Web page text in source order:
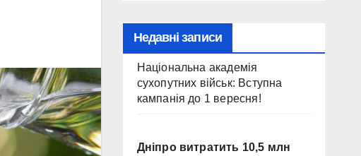
Недавні записи
Національна академія
сухопутних військ: Вступна
кампанія до 1 вересня!
Дніпро витратить 10,5 млн